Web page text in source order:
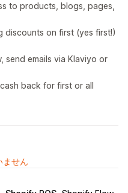
to products, blogs, pages,
on first (yes first!)
send emails via Klaviyo or
back for first or all
ません